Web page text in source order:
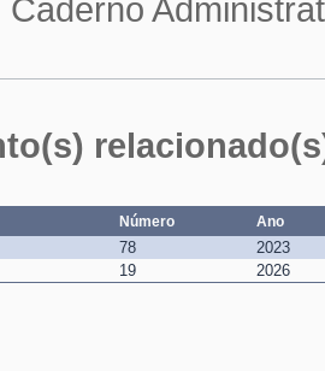
Caderno
Número Ano
78
2023
19 2026